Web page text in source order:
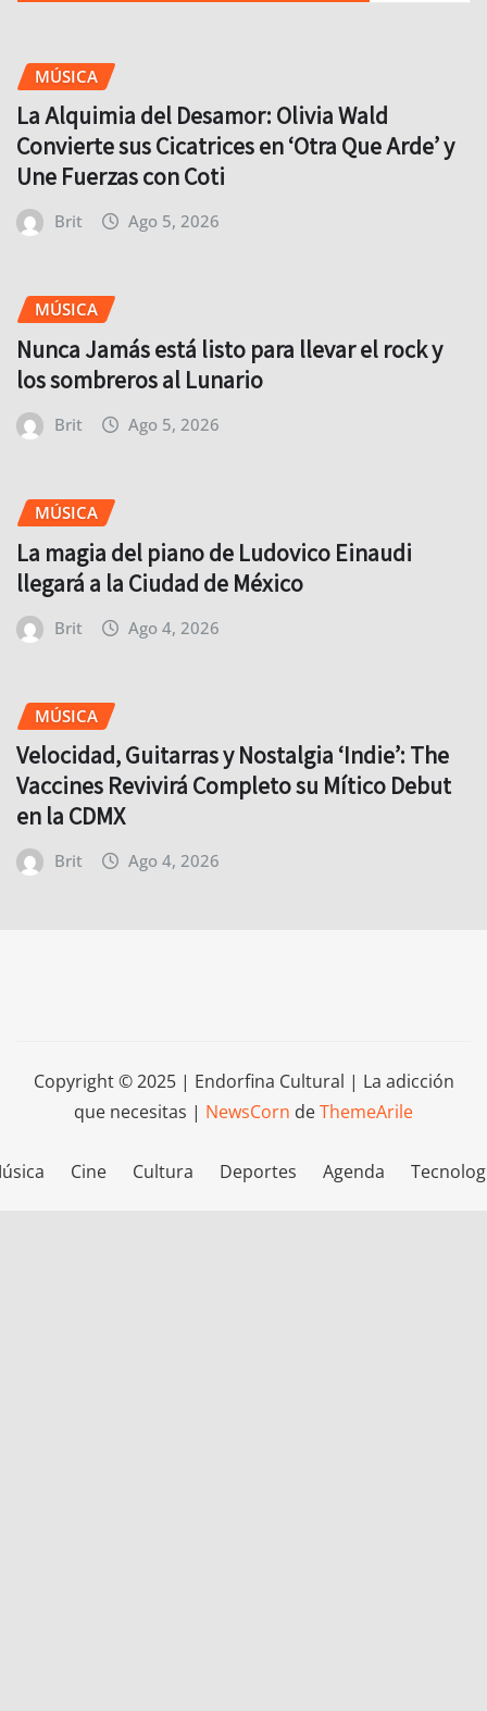
MÚSICA
La Alquimia del Desamor: Olivia Wald
Convierte sus Cicatrices en ‘Otra Que Arde’ y
Une Fuerzas con Coti
Brit Ago 5, 2026
MÚSICA
Nunca Jamás está listo para llevar el rock y
los sombreros al Lunario
Brit Ago 5, 2026
MÚSICA
La magia del piano de Ludovico Einaudi
llegará a la Ciudad de México
Brit Ago 4, 2026
MÚSICA
Velocidad, Guitarras y Nostalgia ‘Indie’: The
Vaccines Revivirá Completo su Mítico Debut
en la CDMX
Brit Ago 4, 2026
Copyright © 2025 | Endorfina Cultural | La adicción
que necesitas | NewsCorn deThemeArile
Cine Cultura Deportes Agenda